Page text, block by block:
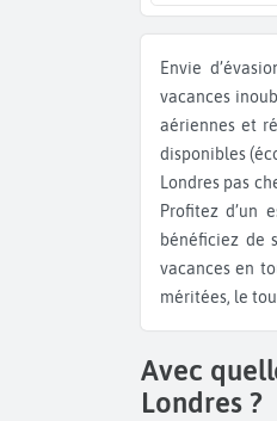
Envie d’évasion vers une destination lointaine ? Offrez-vous le voyage de vos rêves à Londres pour des
vacances
aériennes et
disponibles
Londres pas
Profitez d’un
bénéficiez de
vacances en
méritées, le
Avec
Londres ?